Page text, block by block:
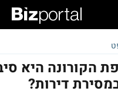
הקורונה היא
דירות?